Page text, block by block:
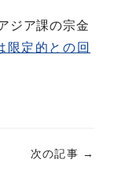
ジア課の宗金
限定的との回
次の記事 →